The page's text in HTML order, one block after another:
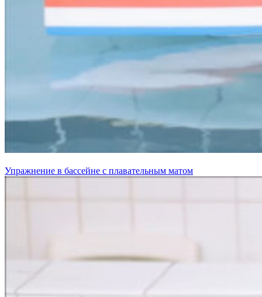
Упражнение в бассейне с плавательным матом